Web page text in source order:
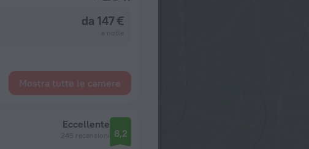
da 147 €
Mostra tutte le camere
Eccellente
245 recensioni 8,2